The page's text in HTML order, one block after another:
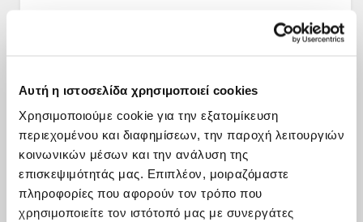
Αυτή η ιστοσελίδα χρησιμοποιεί cookies
Χρησιμοποιούμε cookie για την εξατομίκευση
περιεχομένου και διαφημίσεων, την παροχή λειτουργιών
κοινωνικών μέσων και την ανάλυση της
επισκεψιμότητάς μας. Επιπλέον, μοιραζόμαστε
πληροφορίες που αφορούν τον τρόπο που
χρησιμοποιείτε τον ιστότοπό μας με συνεργάτες